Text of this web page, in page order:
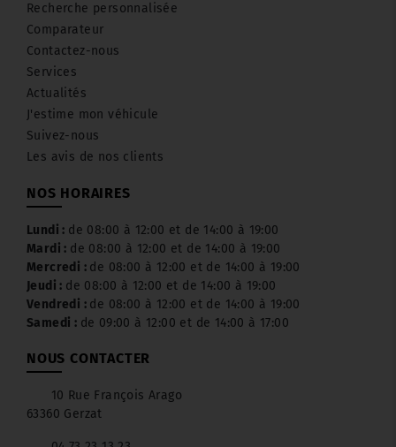
Recherche personnalisée
Comparateur
Contactez-nous
Services
Actualités
J'estime mon véhicule
Suivez-nous
Les avis de nos clients
NOS HORAIRES
Lundi : de 08:00 à 12:00 et de 14:00 à 19:00
Mardi : de 08:00 à 12:00 et de 14:00 à 19:00
Mercredi : de 08:00 à 12:00 et de 14:00 à 19:00
Jeudi : de 08:00 à 12:00 et de 14:00 à 19:00
Vendredi : de 08:00 à 12:00 et de 14:00 à 19:00
Samedi : de 09:00 à 12:00 et de 14:00 à 17:00
NOUS CONTACTER
10 Rue François Arago
63360 Gerzat